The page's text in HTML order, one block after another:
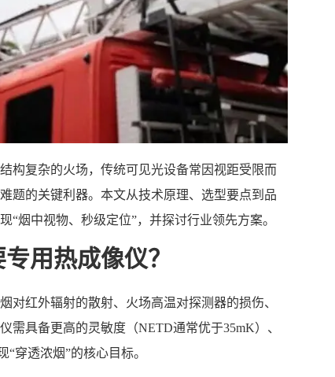
构复杂的火场，传统可见光设备常因视距受限而
题的关键利器。本文从技术原理、选型要点到品
“烟中视物、秒级定位”，并探讨行业领先方案。
用热成像仪？
对红外辐射的散射、火场高温对探测器的损伤、
需具备更高的灵敏度（NETD通常优于35mK）、
穿透浓烟”的核心目标。